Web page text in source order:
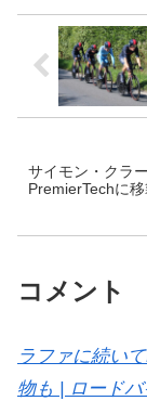
サイモン・クラ
PremierTechに
コメント
ラファに続い
物も | ロード